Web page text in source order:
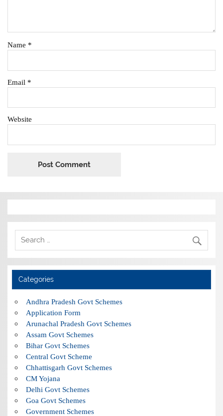
Name *
Email *
Website
Categories
Andhra Pradesh Govt Schemes
Application Form
Arunachal Pradesh Govt Schemes
Assam Govt Schemes
Bihar Govt Schemes
Central Govt Scheme
Chhattisgarh Govt Schemes
CM Yojana
Delhi Govt Schemes
Goa Govt Schemes
Government Schemes